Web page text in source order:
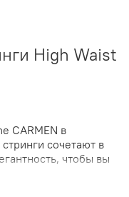
High Waist
CARMEN в
сочетают в
чтобы вы